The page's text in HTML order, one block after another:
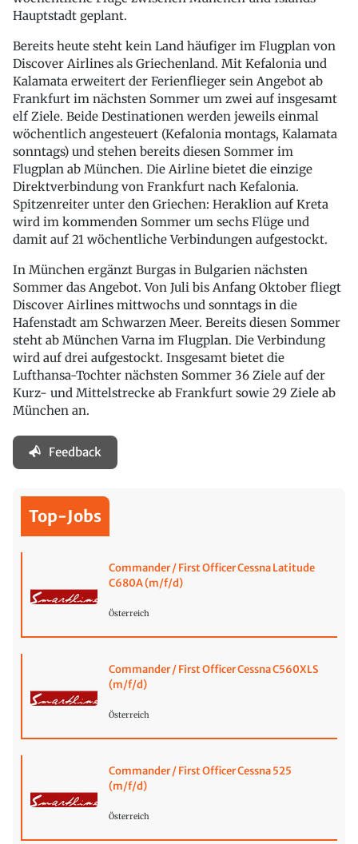
Hauptstadt geplant.
Bereits heute steht kein Land häufiger im Flugplan von
Discover Airlines als Griechenland. Mit Kefalonia und
Kalamata erweitert der Ferienflieger sein Angebot ab
Frankfurt im nächsten Sommer um zwei auf insgesamt
elf Ziele. Beide Destinationen werden jeweils einmal
wöchentlich angesteuert (Kefalonia montags, Kalamata
sonntags) und stehen bereits diesen Sommer im
Flugplan ab München. Die Airline bietet die einzige
Direktverbindung von Frankfurt nach Kefalonia.
Spitzenreiter unter den Griechen: Heraklion auf Kreta
wird im kommenden Sommer um sechs Flüge und
damit auf 21 wöchentliche Verbindungen aufgestockt.
In München ergänzt Burgas in Bulgarien nächsten
Sommer das Angebot. Von Juli bis Anfang Oktober fliegt
Discover Airlines mittwochs und sonntags in die
Hafenstadt am Schwarzen Meer. Bereits diesen Sommer
steht ab München Varna im Flugplan. Die Verbindung
wird auf drei aufgestockt. Insgesamt bietet die
Lufthansa-Tochter nächsten Sommer 36 Ziele auf der
Kurz- und Mittelstrecke ab Frankfurt sowie 29 Ziele ab
München an.
Feedback
Top-Jobs
Commander / First Officer Cessna Latitude
C680A (m/f/d)
Österreich
Commander / First Officer Cessna C560XLS
(m/f/d)
Österreich
Commander / First Officer Cessna 525
(m/f/d)
Österreich